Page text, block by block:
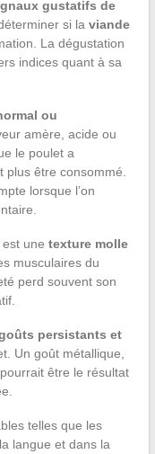
gustatifs de
si la viande
La dégustation
indices quant à sa
ou
amère, acide ou
le poulet a
plus être consommé.
lorsque l’on
une texture molle
musculaires du
perd souvent son
persistants et
Un goût métallique,
être le résultat
telles que les
langue et dans la